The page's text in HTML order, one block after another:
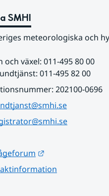
SMHI
meteorologiska och
och växel: 011-495 80 00
011-495 82 00
202100-0696